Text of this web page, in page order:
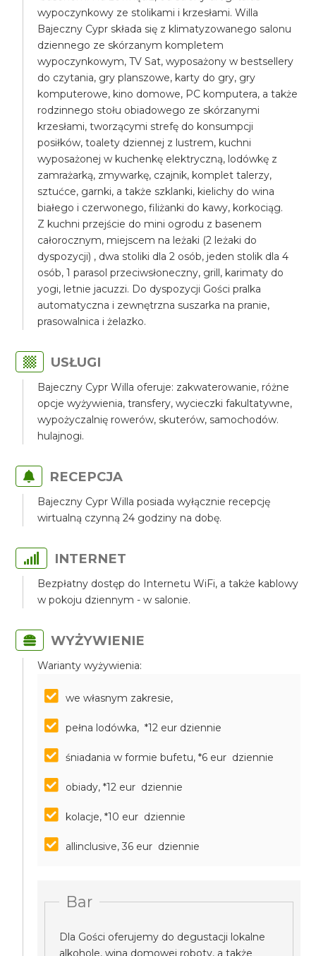
wypoczynkowy ze stolikami i krzesłami. Willa
Bajeczny Cypr składa się z klimatyzowanego salonu
dziennego ze skórzanym kompletem
wypoczynkowym, TV Sat, wyposażony w bestsellery
do czytania, gry planszowe, karty do gry, gry
komputerowe, kino domowe, PC komputera, a także
rodzinnego stołu obiadowego ze skórzanymi
krzesłami, tworzącymi strefę do konsumpcji
posiłków, toalety dziennej z lustrem, kuchni
wyposażonej w kuchenkę elektryczną, lodówkę z
zamrażarką, zmywarkę, czajnik, komplet talerzy,
sztućce, garnki, a także szklanki, kielichy do wina
białego i czerwonego, filiżanki do kawy, korkociąg.
Z kuchni przejście do mini ogrodu z basenem
całorocznym, miejscem na leżaki (2 leżaki do
dyspozycji) , dwa stoliki dla 2 osób, jeden stolik dla 4
osób, 1 parasol przeciwsłoneczny, grill, karimaty do
yogi, letnie jacuzzi. Do dyspozycji Gości pralka
automatyczna i zewnętrzna suszarka na pranie,
prasowalnica i żelazko.
USŁUGI
Bajeczny Cypr Willa oferuje: zakwaterowanie, różne
opcje wyżywienia, transfery, wycieczki fakultatywne,
wypożyczalnię rowerów, skuterów, samochodów.
hulajnogi.
RECEPCJA
Bajeczny Cypr Willa posiada wyłącznie recepcję
wirtualną czynną 24 godziny na dobę.
INTERNET
Bezpłatny dostęp do Internetu WiFi, a także kablowy
w pokoju dziennym - w salonie.
WYŻYWIENIE
Warianty wyżywienia:
we własnym zakresie,
pełna lodówka, *12 eur dziennie
śniadania w formie bufetu, *6 eur dziennie
obiady, *12 eur dziennie
kolacje, *10 eur dziennie
allinclusive, 36 eur dziennie
Bar
Dla Gości oferujemy do degustacji lokalne
alkohole, wina domowej roboty, a także